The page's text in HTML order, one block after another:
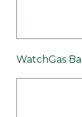
WatchGas